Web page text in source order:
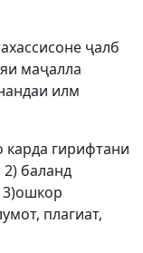
ҷалб
маҷалла
илм
карда гирифтани
баланд
плагиат,